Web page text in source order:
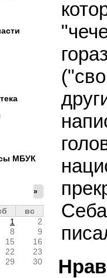
МБУК
»
вс
1
2
8
9
15
16
22
23
29
30